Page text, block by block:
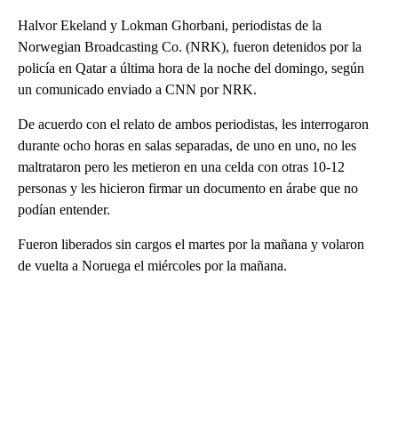
Halvor Ekeland y Lokman Ghorbani, periodistas de la
Norwegian Broadcasting Co. (NRK), fueron detenidos por la
policía en Qatar a última hora de la noche del domingo, según
un comunicado enviado a CNN por NRK.
De acuerdo con el relato de ambos periodistas, les interrogaron
durante ocho horas en salas separadas, de uno en uno, no les
maltrataron pero les metieron en una celda con otras 10-12
personas y les hicieron firmar un documento en árabe que no
podían entender.
Fueron liberados sin cargos el martes por la mañana y volaron
de vuelta a Noruega el miércoles por la mañana.